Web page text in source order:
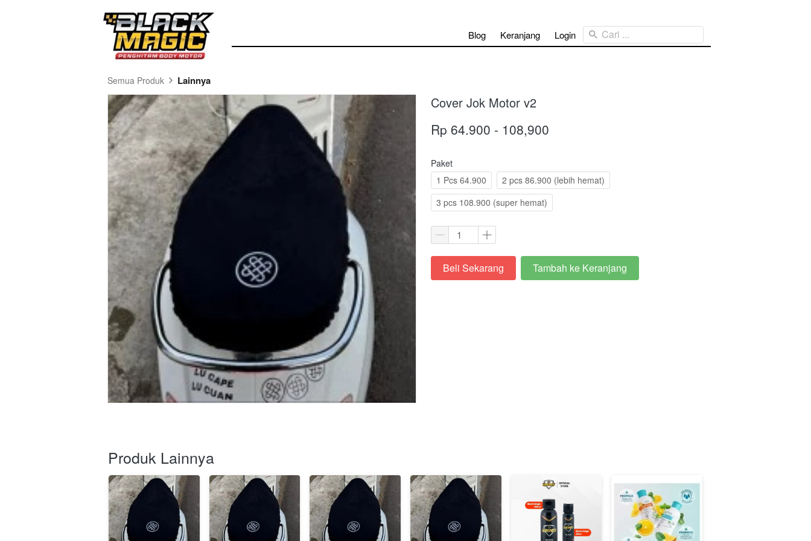
Blog Keranjang Login Cari ...
Semua Produk Lainnya
Cover Jok Motor v2
Rp 64.900 - 108,900
Paket
1 Pcs 64.900
2 pcs 86.900 (lebih hemat)
3 pcs 108.900 (super hemat)
`Beli Sekarang `
Tambah ke Keranjang
Produk Lainnya